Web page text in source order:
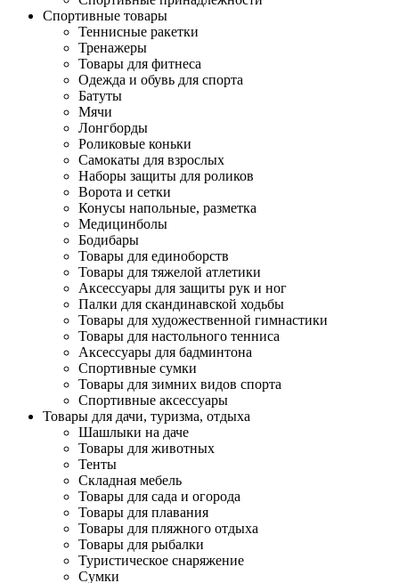
Спортивные товары
Теннисные ракетки
Тренажеры
Товары для фитнеса
Одежда и обувь для спорта
Батуты
Мячи
Лонгборды
Роликовые коньки
Самокаты для взрослых
Наборы защиты для роликов
Ворота и сетки
Конусы напольные, разметка
Медицинболы
Бодибары
Товары для единоборств
Товары для тяжелой атлетики
Аксессуары для защиты рук и ног
Палки для скандинавской ходьбы
Товары для художественной гимнастики
Товары для настольного тенниса
Аксессуары для бадминтона
Спортивные сумки
Товары для зимних видов спорта
Спортивные аксессуары
Товары для дачи, туризма, отдыха
Шашлыки на даче
Товары для животных
Тенты
Складная мебель
Товары для сада и огорода
Товары для плавания
Товары для пляжного отдыха
Товары для рыбалки
Туристическое снаряжение
Сумки